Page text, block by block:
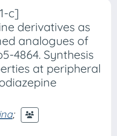
c]
derivatives as
analogues of
4864. Synthesis
at peripheral
;